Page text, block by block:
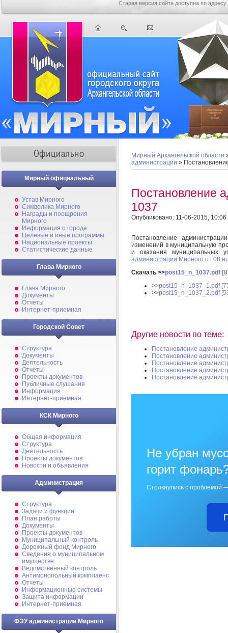
Старая версия сайта доступна по адресу
Мирный официальный
Устав Мирного
Символика Мирного
Награды и поощрения
Мирного
Информация о городе
Целевые и иные программы
Национальные проекты
Статистические данные
Глава Мирного
Глава Мирного
Документы
Отчеты
Интернет-приемная
Городской Совет
Структура
Документы
Деятельность
Отчеты
Проекты документов
Публичные слушания
Информация
Интернет-приемная
КСК Мирного
Общая информация
Структура
Деятельность
Проекты документов
Новости и объявления
Администрация
Структура
Задачи и функции
План работы
Документы
Проекты документов
Муниципальный контроль
Дорожный фонд Мирного
Cведения о муниципальном
имуществе
Ведомственный контроль
Антимонопольный комплаенс
Отчеты
Информационные системы
Защита информации
Интернет-приемная
ФЭУ администрации Мирного
Мирный Архангельской области
администрации »
Постановление
1037
Опубликовано: 11-06-2015, 10:06
Постановление
изменений в муниципальную
и оказания муниципальных
администрации Мирного от 08
Скачать >>post15_n_1037.pdf
>>post15_n_1037_1.pdf
>>post15_n_1037_2.pdf
Другие новости по теме:
Постановление
Постановление
Постановление
Постановление
Постановление
Не убран
горит
Столкнулись с проблемой